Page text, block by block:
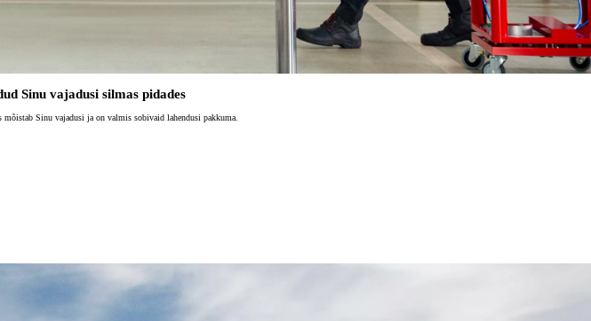
Sinu vajadusi silmas pidades
Sinu vajadusi ja on valmis sobivaid lahendusi pakkuma.